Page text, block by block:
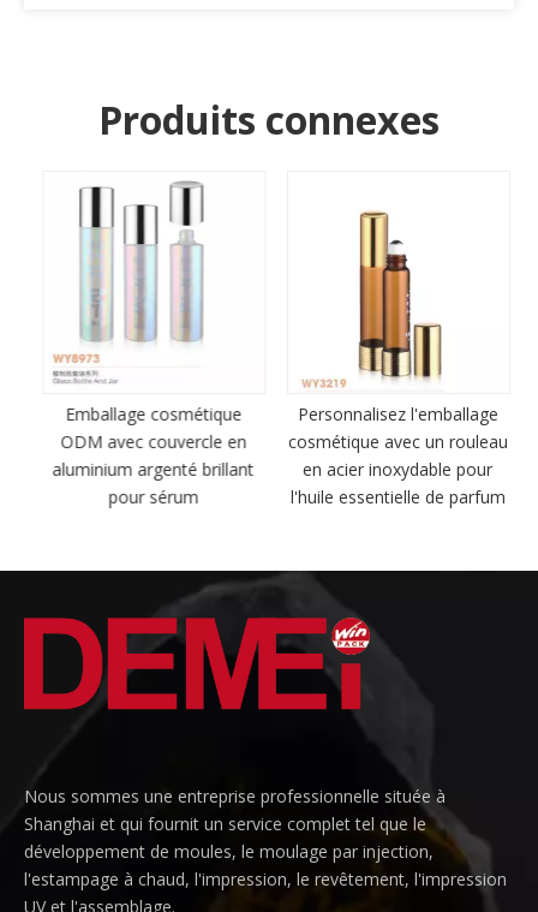
Produits connexes
Emballage cosmétique
ODM avec couvercle en
aluminium argenté brillant
pour sérum
Personnalisez l'emballage
cosmétique avec un rouleau
en acier inoxydable pour
l'huile essentielle de parfum
Nous sommes une entreprise professionnelle située à
Shanghai et qui fournit un service complet tel que le
développement de moules, le moulage par injection,
l'estampage à chaud, l'impression, le revêtement, l'impression
UV et l'assemblage.